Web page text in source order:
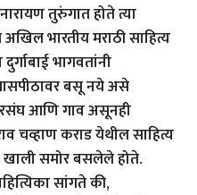
तुरुंगात होते त्या
भारतीय मराठी साहित्य
भागवतांनी
बसू नये असे
आणि गाव असूनही
चव्हाण कराड येथील साहित्य
खाली समोर बसलेले होते.
सांगते की,